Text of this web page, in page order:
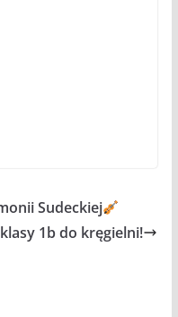
Sudeckiej
1b do kręgielni!